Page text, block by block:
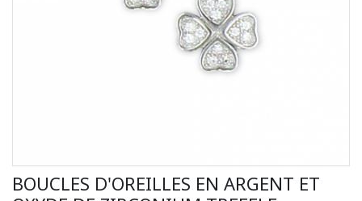
BOUCLES D'OREILLES EN ARGENT ET